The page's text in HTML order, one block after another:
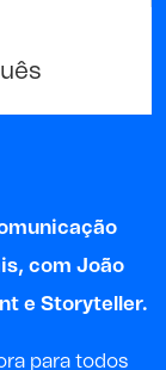
com João
e Storyteller.
para todos